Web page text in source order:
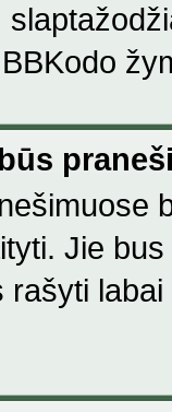
Jie
rašyti